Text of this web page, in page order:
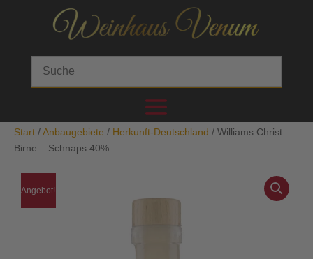
Start/Anbaugebiete / Herkunft-Deutschland / Williams Christ
Birne – Schnaps 40%
Angebot!